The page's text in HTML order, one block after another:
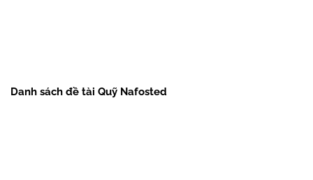
Danh sách đề tài Quỹ Nafosted